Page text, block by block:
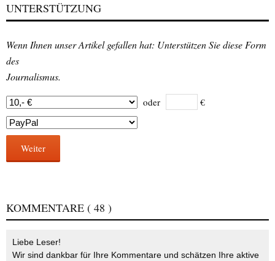
UNTERSTÜTZUNG
Wenn Ihnen unser Artikel gefallen hat: Unterstützen Sie diese Form
des
Journalismus.
oder €
Weiter
KOMMENTARE ( 48 )
Liebe Leser!
Wir sind dankbar für Ihre Kommentare und schätzen Ihre aktive